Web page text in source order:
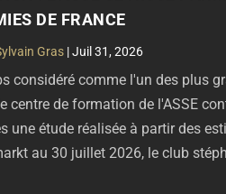
DE FRANCE
Gras |Juil 31, 2026
considéré comme l'un des plus
centre de formation de l'ASSE
une étude réalisée à partir des
au 30 juillet 2026, le club